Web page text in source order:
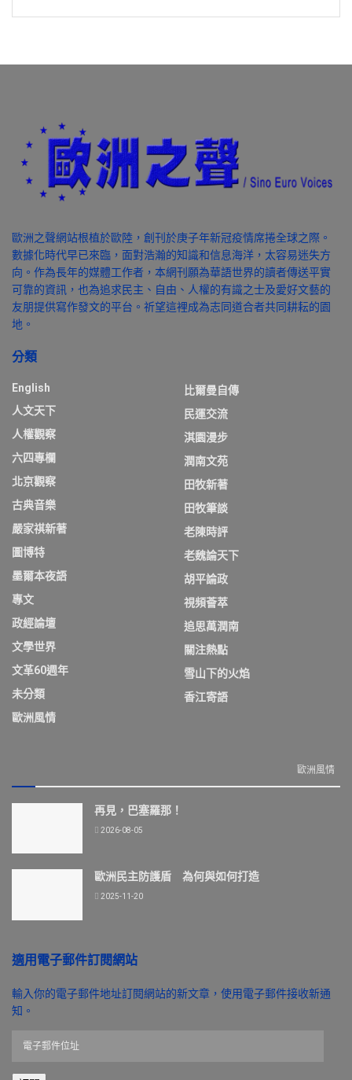
歐洲之聲網站根植於歐陸，創刊於庚子年新冠疫情席捲全球之際。
數據化時代早已來臨，面對浩瀚的知識和信息海洋，太容易迷失方
向。作為長年的媒體工作者，本網刊願為華語世界的讀者傳送平實
可靠的資訊，也為追求民主、自由、人權的有識之士及愛好文藝的
友朋提供寫作發文的平台。祈望這裡成為志同道合者共同耕耘的園
地。
分類
English
人文天下
人權觀察
六四專欄
北京觀察
古典音樂
嚴家祺新著
圖博特
墨爾本夜語
專文
政經論壇
文學世界
文革60週年
未分類
歐洲風情
比爾曼自傳
民運交流
淇園漫步
潤南文苑
田牧新著
田牧筆談
老陳時評
老魏論天下
胡平論政
視頻薈萃
追思萬潤南
關注熱點
雪山下的火焰
香江寄語
歐洲風情
再見，巴塞羅那！
2026-08-05
歐洲民主防護盾 為何與如何打造
2025-11-20
適用電子郵件訂閱網站
輸入你的電子郵件地址訂閱網站的新文章，使用電子郵件接收新通
知。
郵